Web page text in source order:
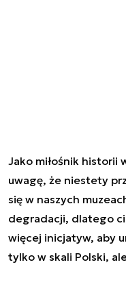
Jako miłośnik historii
uwagę, że niestety
się w naszych
degradacji, dlatego
więcej inicjatyw, aby
tylko w skali Polski,